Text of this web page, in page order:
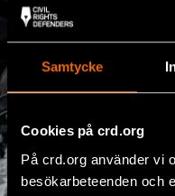
Samtycke
Cookies på crd.org
På crd.org använder vi
besökarbeteenden och